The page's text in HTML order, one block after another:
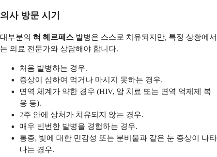
의사 방문 시기
대부분의 혀 헤르페스 발병은 스스로 치유되지만, 특정 상황에서
는 의료 전문가와 상담해야 합니다.
처음 발병하는 경우.
증상이 심하여 먹거나 마시지 못하는 경우.
면역 체계가 약한 경우 (HIV, 암 치료 또는 면역 억제제 복
용 등).
2주 안에 상처가 치유되지 않는 경우.
매우 빈번한 발병을 경험하는 경우.
통증, 빛에 대한 민감성 또는 분비물과 같은 눈 증상이 나타
나는 경우.